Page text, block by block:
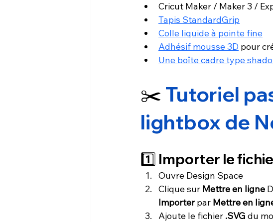
Cricut Maker / Maker 3 /
Tapis StandardGrip
Colle liquide à pointe fine
Adhésif mousse 3D pour
Une boîte cadre type
✂️ Tutoriel
lightbox de
1️⃣ Importer le
Ouvre Design Space
Clique sur Mettre en ligne
Importer par Mettre en
Ajoute le fichier .SVG du